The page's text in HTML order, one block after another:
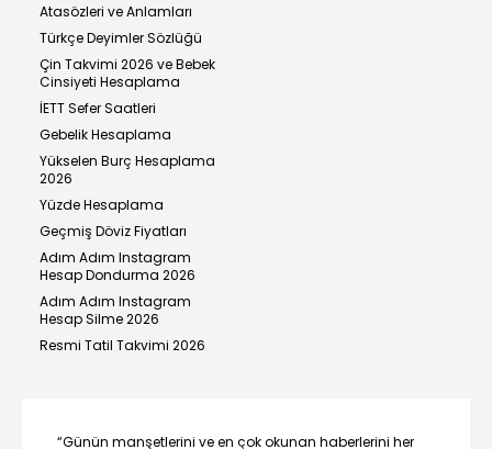
Atasözleri ve Anlamları
Türkçe Deyimler Sözlüğü
Çin Takvimi 2026 ve Bebek
Cinsiyeti Hesaplama
İETT Sefer Saatleri
Gebelik Hesaplama
Yükselen Burç Hesaplama
2026
Yüzde Hesaplama
Geçmiş Döviz Fiyatları
Adım Adım Instagram
Hesap Dondurma 2026
Adım Adım Instagram
Hesap Silme 2026
Resmi Tatil Takvimi 2026
“Günün manşetlerini ve en çok okunan haberlerini her